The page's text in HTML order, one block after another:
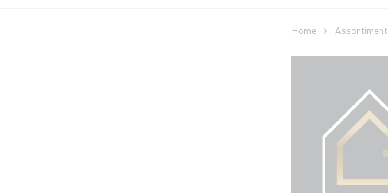
Home Assortiment